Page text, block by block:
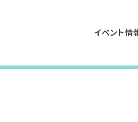
イベント情